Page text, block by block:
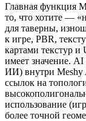
Главная функция
то, что хотите —
для таверны,
к игре, PBR,
картами текстур и
имеет значение.
ИИ) внутри Meshy
ссылок на
использование
более точной